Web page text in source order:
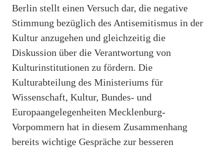
Berlin stellt einen Versuch dar, die negative
Stimmung bezüglich des Antisemitismus in der
Kultur anzugehen und gleichzeitig die
Diskussion über die Verantwortung von
Kulturinstitutionen zu fördern. Die
Kulturabteilung des Ministeriums für
Wissenschaft, Kultur, Bundes- und
Europaangelegenheiten Mecklenburg-
Vorpommern hat in diesem Zusammenhang
bereits wichtige Gespräche zur besseren